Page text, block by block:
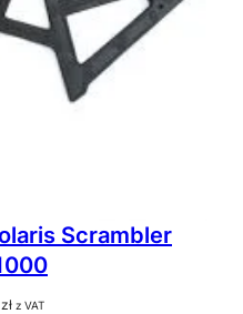
Scrambler
zł z VAT